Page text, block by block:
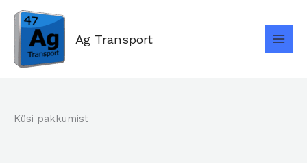
content
Ag Transport
Küsi pakkumist